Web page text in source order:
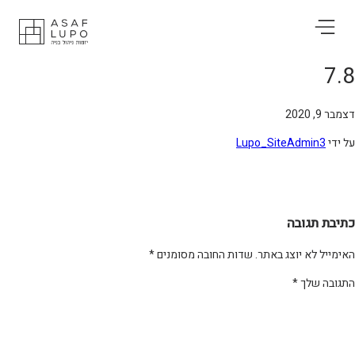
9, 2020
ידיLupo_SiteAdmin3
תגובה
לא יוצג באתר.שדות החובה מסומנים*
שלך*